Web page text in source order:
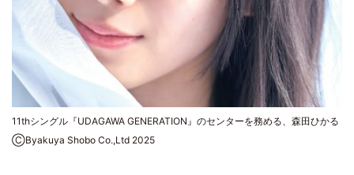
11thシングル『UDAGAWA GENERATION』のセンターを務める、森田ひかる
ⒸByakuya Shobo Co.,Ltd 2025